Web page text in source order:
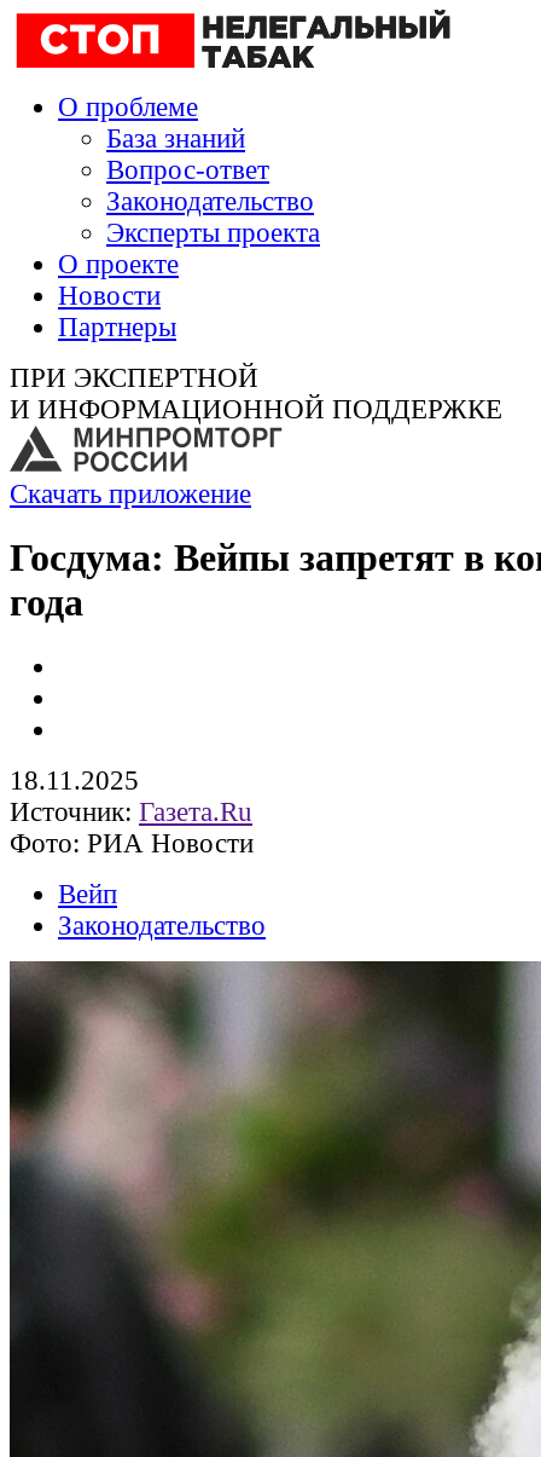
О проблеме
База знаний
Вопрос-ответ
Законодательство
Эксперты проекта
О проекте
Новости
Партнеры
ПРИ ЭКСПЕРТНОЙ
И ИНФОРМАЦИОННОЙ ПОДДЕРЖКЕ
Скачать приложение
Госдума: Вейпы запретят в
года
18.11.2025
Источник: Газета.Ru
Фото: РИА Новости
Вейп
Законодательство